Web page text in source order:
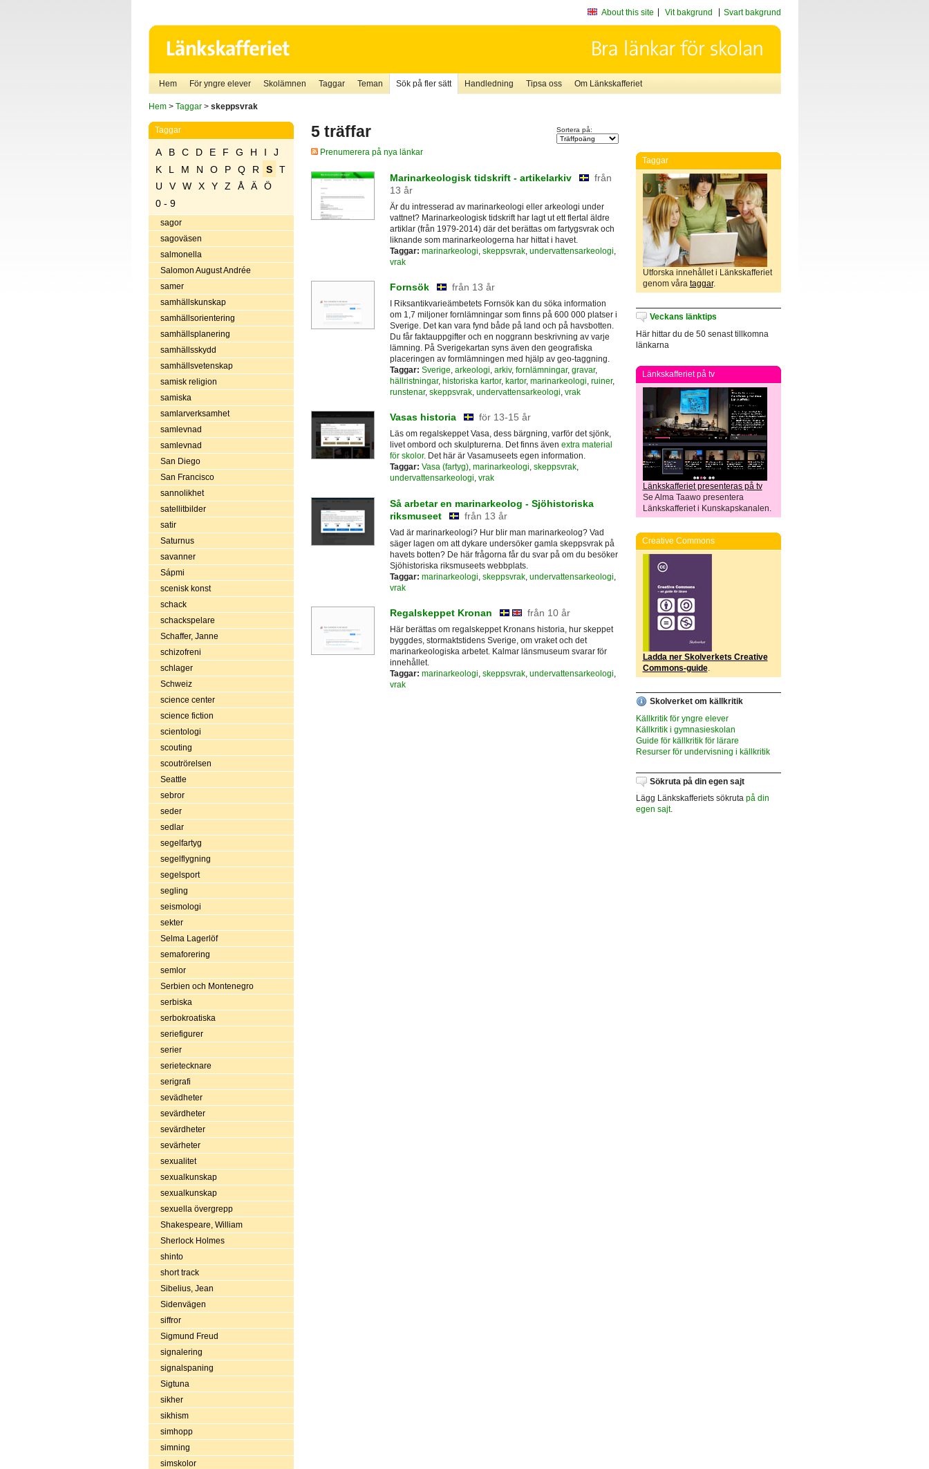
About this site Vit bakgrund Svart bakgrund
Hem För yngre elever Skolämnen Taggar Teman Sök på fler sätt Handledning Tipsa oss Om Länkskafferiet
Hem> Taggar> skeppsvrak
Taggar
A B C D E F G H I
J
K
L M N O P Q R S
T
U
V W X Y Z Å Ä
Ö
0 - 9
sagor
sagoväsen
salmonella
Salomon August Andrée
samer
samhällskunskap
samhällsorientering
samhällsplanering
samhällsskydd
samhällsvetenskap
samisk religion
samiska
samlarverksamhet
samlevnad
samlevnad
San Diego
San Francisco
sannolikhet
satellitbilder
satir
Saturnus
savanner
Sápmi
scenisk konst
schack
schackspelare
Schaffer, Janne
schizofreni
schlager
Schweiz
science center
science fiction
scientologi
scouting
scoutrörelsen
Seattle
sebror
seder
sedlar
segelfartyg
segelflygning
segelsport
segling
seismologi
sekter
Selma Lagerlöf
semaforering
semlor
Serbien och Montenegro
serbiska
serbokroatiska
seriefigurer
serier
serietecknare
serigrafi
sevädheter
sevärdheter
sevärdheter
sevärheter
sexualitet
sexualkunskap
sexualkunskap
sexuella övergrepp
Shakespeare, William
Sherlock Holmes
shinto
short track
Sibelius, Jean
Sidenvägen
siffror
Sigmund Freud
signalering
signalspaning
Sigtuna
sikher
sikhism
simhopp
simning
simskolor
5 träffar Sortera på:
Prenumerera på nya länkar
Marinarkeologisk tidskrift - artikelarkiv
från
13 år
Är du intresserad av marinarkeologi eller arkeologi under
vattnet? Marinarkeologisk tidskrift har lagt ut ett flertal äldre
artiklar (från 1979-2014) där det berättas om fartygsvrak och
liknande som marinarkeologerna har hittat i havet.
Taggar: marinarkeologi skeppsvrak, undervattensarkeologi
vrak
Fornsök från 13 år
I Riksantikvarieämbetets Fornsök kan du söka information
om 1,7 miljoner fornlämningar som finns på 600 000 platser i
Sverige. Det kan vara fynd både på land och på havsbotten.
Du får faktauppgifter och en noggrann beskrivning av varje
lämning. På Sverigekartan syns även den geografiska
placeringen av formlämningen med hjälp av geo-taggning.
Taggar: Sverige, arkeologi, arkiv, fornlämningar, gravar,
hällristningar, historiska kartor, kartor, marinarkeologi, ruiner,
runstenar, skeppsvrak, undervattensarkeologi, vrak
Vasas historia för 13-15 år
Läs om regalskeppet Vasa, dess bärgning, varför det sjönk,
livet ombord och skulpturerna. Det finns även extra material
för skolor. Det här är Vasamuseets egen information.
Taggar: Vasa (fartyg), marinarkeologi, skeppsvrak,
undervattensarkeologi, vrak
Så arbetar en marinarkeolog - Sjöhistoriska
riksmuseet
från 13 år
Vad är marinarkeologi? Hur blir man marinarkeolog? Vad
säger lagen om att dykare undersöker gamla skeppsvrak på
havets botten? De här frågorna får du svar på om du besöker
Sjöhistoriska riksmuseets webbplats.
Taggar: marinarkeologi, skeppsvrak, undervattensarkeologi,
vrak
Regalskeppet Kronan från 10 år
Här berättas om regalskeppet Kronans historia, hur skeppet
byggdes, stormaktstidens Sverige, om vraket och det
marinarkeologiska arbetet. Kalmar länsmuseum svarar för
innehållet.
Taggar: marinarkeologi, skeppsvrak, undervattensarkeologi,
vrak
Taggar
Utforska innehållet i Länkskafferiet
genom våra taggar.
Veckans länktips
Här hittar du de 50 senast tillkomna
länkarna
Länkskafferiet på tv
Länkskafferiet presenteras på tv
Se Alma Taawo presentera
Länkskafferiet i Kunskapskanalen.
Creative Commons
Ladda ner Skolverkets Creative
Commons-guide.
Skolverket om källkritik
Källkritik för yngre elever
Källkritik i gymnasieskolan
Guide för källkritik för lärare
Resurser för undervisning i källkritik
Sökruta på din egen sajt
Lägg Länkskafferiets sökruta på din
egen sajt.